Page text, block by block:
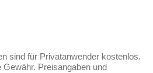
sind für Privatanwender kostenlos.
Gewähr. Preisangaben und